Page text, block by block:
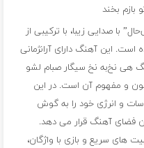
بازم بخند
با صدایی زیبا، با ترکیبی از
این آهنگ دارای آرانژمانی
هی نخ‌به نخ سیگار صبام لشو
و مفهوم آن است. در این
و انرژی خود را به گوش
فضای آهنگ قرار می دهد.
های سریع و بازی با واژگان،